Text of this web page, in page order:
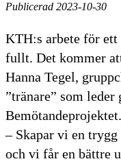
Publicerad 2023-10-30
KTH:s arbete för
fullt. Det kommer
Hanna Tegel,
”tränare” som
Bemötandeprojektet.
– Skapar vi en
och vi får en bättre